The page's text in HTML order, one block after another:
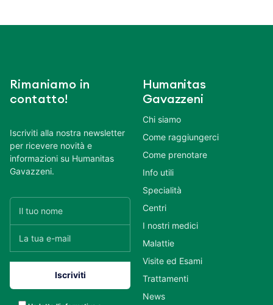
Rimaniamo in
contatto!
Iscriviti alla nostra newsletter
per ricevere novità e
informazioni su Humanitas
Gavazzeni.
Humanitas
Gavazzeni
Chi siamo
Come raggiungerci
Come prenotare
Info utili
Specialità
Centri
I nostri medici
Malattie
Visite ed Esami
Trattamenti
News